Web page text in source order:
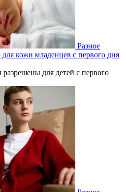
Разное
кожи младенцев с первого дня
для детей с первого